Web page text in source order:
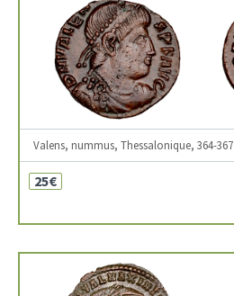
Valens, nummus, Thessalonique, 364-367
25€